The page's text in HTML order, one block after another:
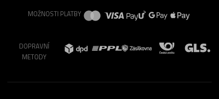
MOŽNOSTI PLATBY
DOPRAVNÍ
METODY